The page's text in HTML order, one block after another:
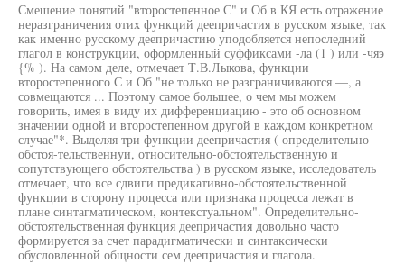
Смешение понятий "второстепенное С" и Об в КЯ есть отражение
неразграничения отих функций деепричастия в русском языке, так
как именно русскому деепричастию уподобляется непоследний
глагол в конструкции, оформленный суффиксами -ла (1 ) или -чяэ
{% ). На самом деле, отмечает Т.В.Лыкова, функции
второстепенного С и Об "не только не разграничиваются —, а
совмещаются ... Поэтому самое большее, о чем мы можем
говорить, имея в виду их дифференциацию - это об основном
значении одной и второстепенном другой в каждом конкретном
случае"*. Выделяя три функции деепричастия ( определительно-
обстоя-тельственнуи, относительно-обстоятельственную и
сопутствующего обстоятельства ) в русском языке, исследователь
отмечает, что все сдвиги предикативно-обстоятельственной
функции в сторону процесса или признака процесса лежат в
плане синтагматическом, контекстуальном". Определительно-
обстоятельственная функция деепричастия довольно часто
формируется за счет парадигматически и синтаксически
обусловленной общности сем деепричастия и глагола.